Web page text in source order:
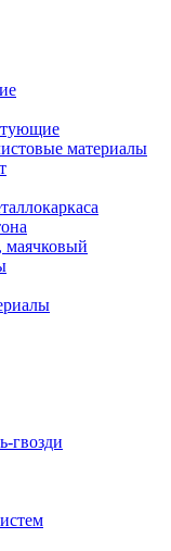
материалы
гвозди